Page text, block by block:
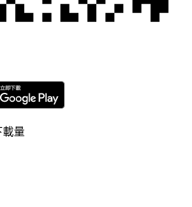
載量